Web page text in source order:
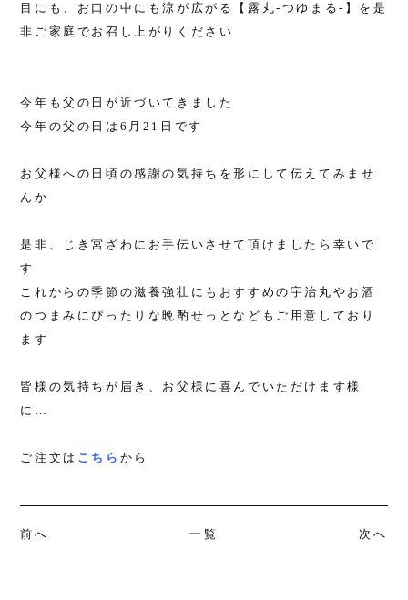
プライバシーポリシー
目にも、お口の中にも涼が広がる【露丸-つゆまる-】を是
非ご家庭でお召し上がりください
今年も父の日が近づいてきました
今年の父の日は6月21日です
お父様への日頃の感謝の気持ちを形にして伝えてみませ
んか
是非、じき宮ざわにお手伝いさせて頂けましたら幸いで
す
これからの季節の滋養強壮にもおすすめの宇治丸やお酒
のつまみにぴったりな晩酌せっとなどもご用意しており
ます
皆様の気持ちが届き、お父様に喜んでいただけます様
に…
ご注文は こちら から
前へ 一覧 次へ